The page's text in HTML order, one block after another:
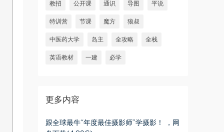
教招 公开课 通识 导图 平说
特训营 节课 魔方 狼叔
中医药大学 岛主 全攻略 全栈
英语教材 一建 必学
更多内容
跟全球最牛“年度最佳摄影师”学摄影！ ，网